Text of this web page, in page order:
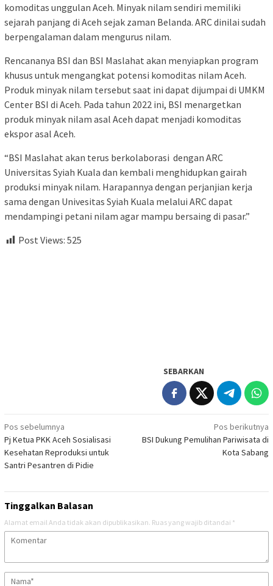
komoditas unggulan Aceh. Minyak nilam sendiri memiliki
sejarah panjang di Aceh sejak zaman Belanda. ARC dinilai sudah
berpengalaman dalam mengurus nilam.
Rencananya BSI dan BSI Maslahat akan menyiapkan program
khusus untuk mengangkat potensi komoditas nilam Aceh.
Produk minyak nilam tersebut saat ini dapat dijumpai di UMKM
Center BSI di Aceh. Pada tahun 2022 ini, BSI menargetkan
produk minyak nilam asal Aceh dapat menjadi komoditas
ekspor asal Aceh.
“BSI Maslahat akan terus berkolaborasi dengan ARC
Universitas Syiah Kuala dan kembali menghidupkan gairah
produksi minyak nilam. Harapannya dengan perjanjian kerja
sama dengan Univesitas Syiah Kuala melalui ARC dapat
mendampingi petani nilam agar mampu bersaing di pasar.”
Post Views: 525
SEBARKAN
Navigasi
pos
Pos sebelumnya
Pj Ketua PKK Aceh Sosialisasi
Kesehatan Reproduksi untuk
Santri Pesantren di Pidie
Pos berikutnya
BSI Dukung Pemulihan Pariwisata di
Kota Sabang
Tinggalkan Balasan
Alamat email Anda tidak akan dipublikasikan. Ruas yang wajib ditandai *